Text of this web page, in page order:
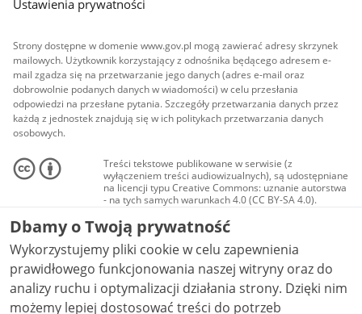
Ustawienia prywatności
Strony dostępne w domenie www.gov.pl mogą zawierać adresy skrzynek
mailowych. Użytkownik korzystający z odnośnika będącego adresem e-
mail zgadza się na przetwarzanie jego danych (adres e-mail oraz
dobrowolnie podanych danych w wiadomości) w celu przesłania
odpowiedzi na przesłane pytania. Szczegóły przetwarzania danych przez
każdą z jednostek znajdują się w ich politykach przetwarzania danych
osobowych.
Treści tekstowe publikowane w serwisie (z
wyłączeniem treści audiowizualnych), są udostępniane
na licencji typu Creative Commons: uznanie autorstwa
- na tych samych warunkach 4.0 (CC BY-SA 4.0).
Materiały audiowizualne, w tym zdjęcia, materiały
audio i wideo, są udostępniane na licencji typu
Creative Commons: uznanie autorstwa użycie
niekomercyjne - bez utworów zależnych 4.0 (CC BY-
NC-ND 4.0), o ile nie jest to stwierdzone inaczej.
Dbamy o Twoją prywatność
Wykorzystujemy pliki cookie w celu zapewnienia
prawidłowego funkcjonowania naszej witryny oraz do
analizy ruchu i optymalizacji działania strony. Dzięki nim
możemy lepiej dostosować treści do potrzeb